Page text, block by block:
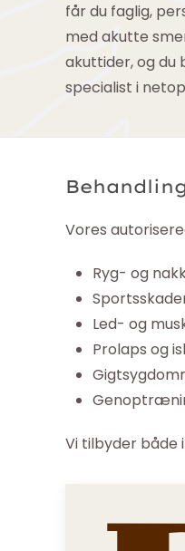
får du faglig,
med akutte
akuttider, og du
specialist i
Vores
Ryg- og
Led- og
Prolaps og
Vi tilbyder